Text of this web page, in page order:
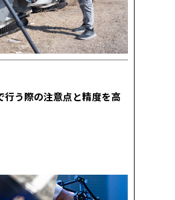
行う際の注意点と精度を高